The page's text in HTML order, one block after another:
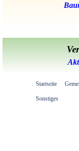
Startseite
Sonstiges